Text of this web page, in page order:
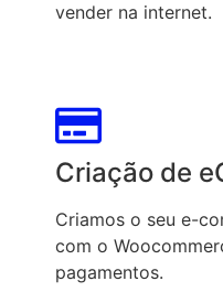
vender na internet.
Criação de
Criamos o seu e-
com o
pagamentos.